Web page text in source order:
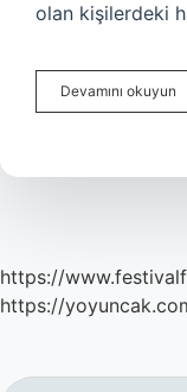
olan kişilerdeki
Devamını okuyun
https://
https://